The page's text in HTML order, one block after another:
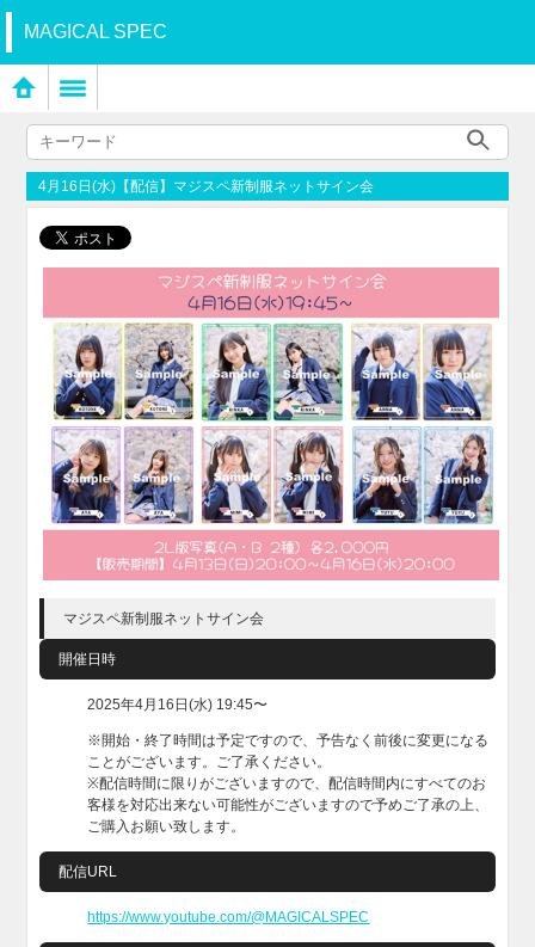
MAGICAL SPEC
4月16日(水)【配信】マジスペ新制服ネットサイン会
マジスペ新制服ネットサイン会
開催日時
2025年4月16日(水) 19:45〜
※開始・終了時間は予定ですので、予告なく前後に変更になる
ことがございます。ご了承ください。
※配信時間に限りがございますので、配信時間内にすべてのお
客様を対応出来ない可能性がございますので予めご了承の上、
ご購入お願い致します。
配信URL
https://www.youtube.com/@MAGICALSPEC